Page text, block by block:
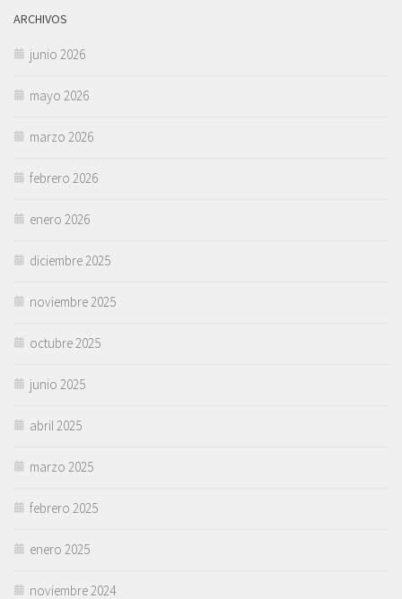
ARCHIVOS
junio 2026
mayo 2026
marzo 2026
febrero 2026
enero 2026
diciembre 2025
noviembre 2025
octubre 2025
junio 2025
abril 2025
marzo 2025
febrero 2025
enero 2025
noviembre 2024